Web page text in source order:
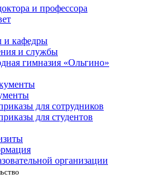
и профессора
и кафедры
и службы
гимназия «Ольгино»
для сотрудников
для студентов
организации